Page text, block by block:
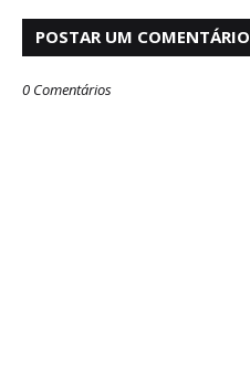
POSTAR UM COMENTÁRIO
0 Comentários